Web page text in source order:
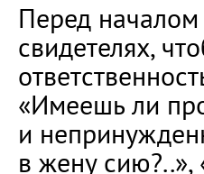
Перед началом
свидетелях,
«Имеешь ли
и
в жену сию?..»,